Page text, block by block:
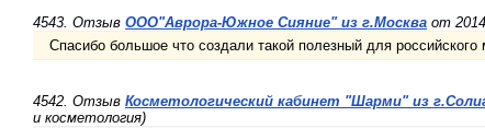
4543. Отзыв ООО"Аврора-Южное Сияние" из г.Москва от
Спасибо большое что создали такой полезный для российского
4542. Отзыв Косметологический кабинет "Шарми" из
и косметология)